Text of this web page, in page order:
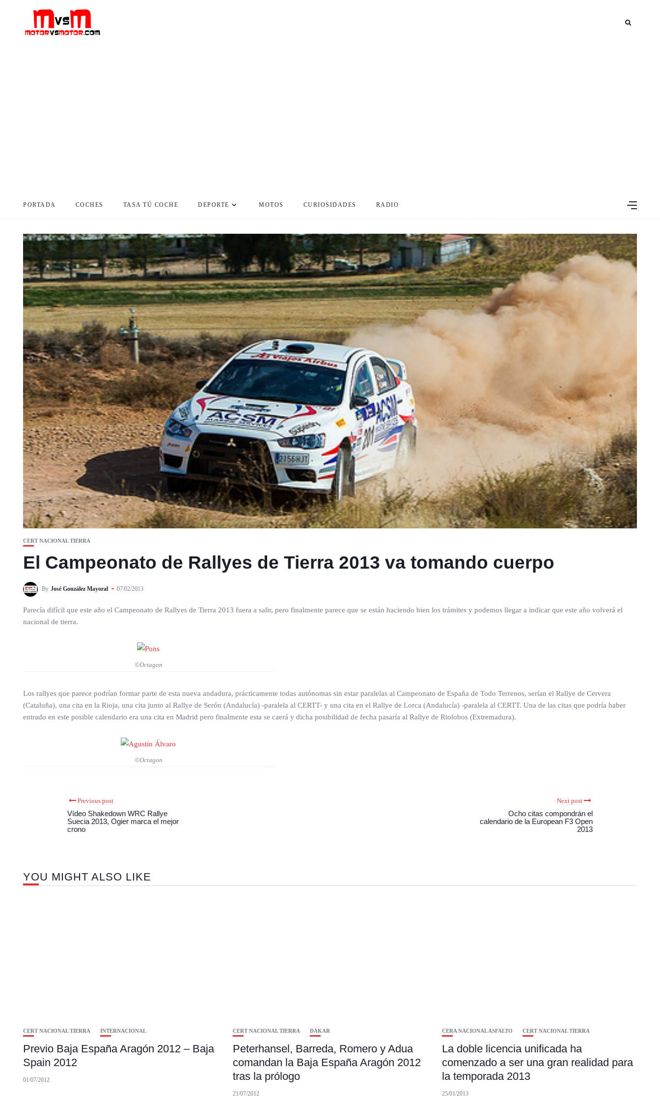
PORTADA COCHES TASA TÚ COCHE DEPORTE MOTOS CURIOSIDADES RADIO
CERT NACIONAL TIERRA
El Campeonato de Rallyes de Tierra 2013 va tomando cuerpo
By José González Mayoral 07/02/2013
Parecía difícil que este año el Campeonato de Rallyes de Tierra 2013 fuera a salir, pero finalmente parece que se están haciendo bien los trámites y podemos llegar a indicar que este año volverá el
nacional de tierra.
©Octagon
Los rallyes que parece podrían formar parte de esta nueva andadura, prácticamente todas autónomas sin estar paralelas al Campeonato de España de Todo Terrenos, serían el Rallye de Cervera
(Cataluña), una cita en la Rioja, una cita junto al Rallye de Serón (Andalucía) -paralela al CERTT- y una cita en el Rallye de Lorca (Andalucía) -paralela al CERTT. Una de las citas que podría haber
entrado en este posible calendario era una cita en Madrid pero finalmente esta se caerá y dicha posibilidad de fecha pasaría al Rallye de Riolobos (Extremadura).
©Octagon
Previous post
Vídeo Shakedown WRC Rallye
Suecia 2013, Ogier marca el mejor
crono
Next post
Ocho citas compondrán el
calendario de la European F3 Open
2013
YOU MIGHT ALSO LIKE
CERT NACIONAL TIERRA INTERNACIONAL
Previo Baja España Aragón 2012 – Baja
Spain 2012
01/07/2012
CERT NACIONAL TIERRA DAKAR
Peterhansel, Barreda, Romero y Adua
comandan la Baja España Aragón 2012
tras la prólogo
21/07/2012
CERA NACIONAL ASFALTO CERT NACIONAL TIERRA
La doble licencia unificada ha
comenzado a ser una gran realidad para
la temporada 2013
25/01/2013